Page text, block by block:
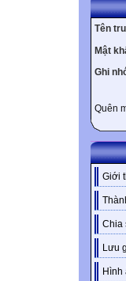
Tên
Mật
Ghi
Quên
Giới
Chia
Lưu
Hình